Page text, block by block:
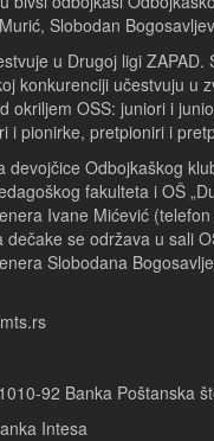
Slobodan
u Drugoj ligi ZAPAD.
konkurenciji učestvuju u
okriljem OSS: juniori i
i pionirke, pretpioniri i
devojčice Odbojkaškog
fakulteta i OŠ
Ivane Mićević
se održava u sali
Slobodana
92 Banka Poštanska
Intesa